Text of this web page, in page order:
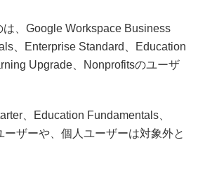
、Google Workspace Business
、Enterprise Standard、Education
Upgrade、Nonprofitsのユーザ
、Education Fundamentals、
ザーや、個人ユーザーは対象外と